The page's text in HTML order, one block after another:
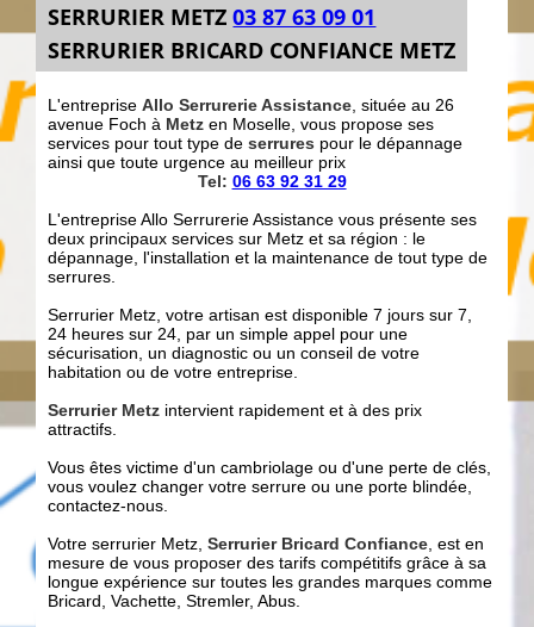
SERRURIER METZ03 87 63 09 01
SERRURIER BRICARD CONFIANCE METZ
L'entrepriseAllo Serrurerie Assistance , située au 26
avenue Foch à Metz en Moselle, vous propose ses
services pour tout type deserrures pour le dépannage
ainsi que toute urgence au meilleur prix
Tel: 06 63 92 31 29
L'entreprise Allo Serrurerie Assistance vous présente ses
deux principaux services sur Metz et sa région : le
dépannage, l'installation et la maintenance de tout type de
serrures.
Serrurier Metz, votre artisan est disponible 7 jours sur 7,
24 heures sur 24, par un simple appel pour une
sécurisation, un diagnostic ou un conseil de votre
habitation ou de votre entreprise.
Serrurier Metz intervient rapidement et à des prix
attractifs.
Vous êtes victime d'un cambriolage ou d'une perte de clés,
vous voulez changer votre serrure ou une porte blindée,
contactez-nous.
Votre serrurier Metz,Serrurier Bricard Confiance , est en
mesure de vous proposer des tarifs compétitifs grâce à sa
longue expérience sur toutes les grandes marques comme
Bricard, Vachette, Stremler, Abus.